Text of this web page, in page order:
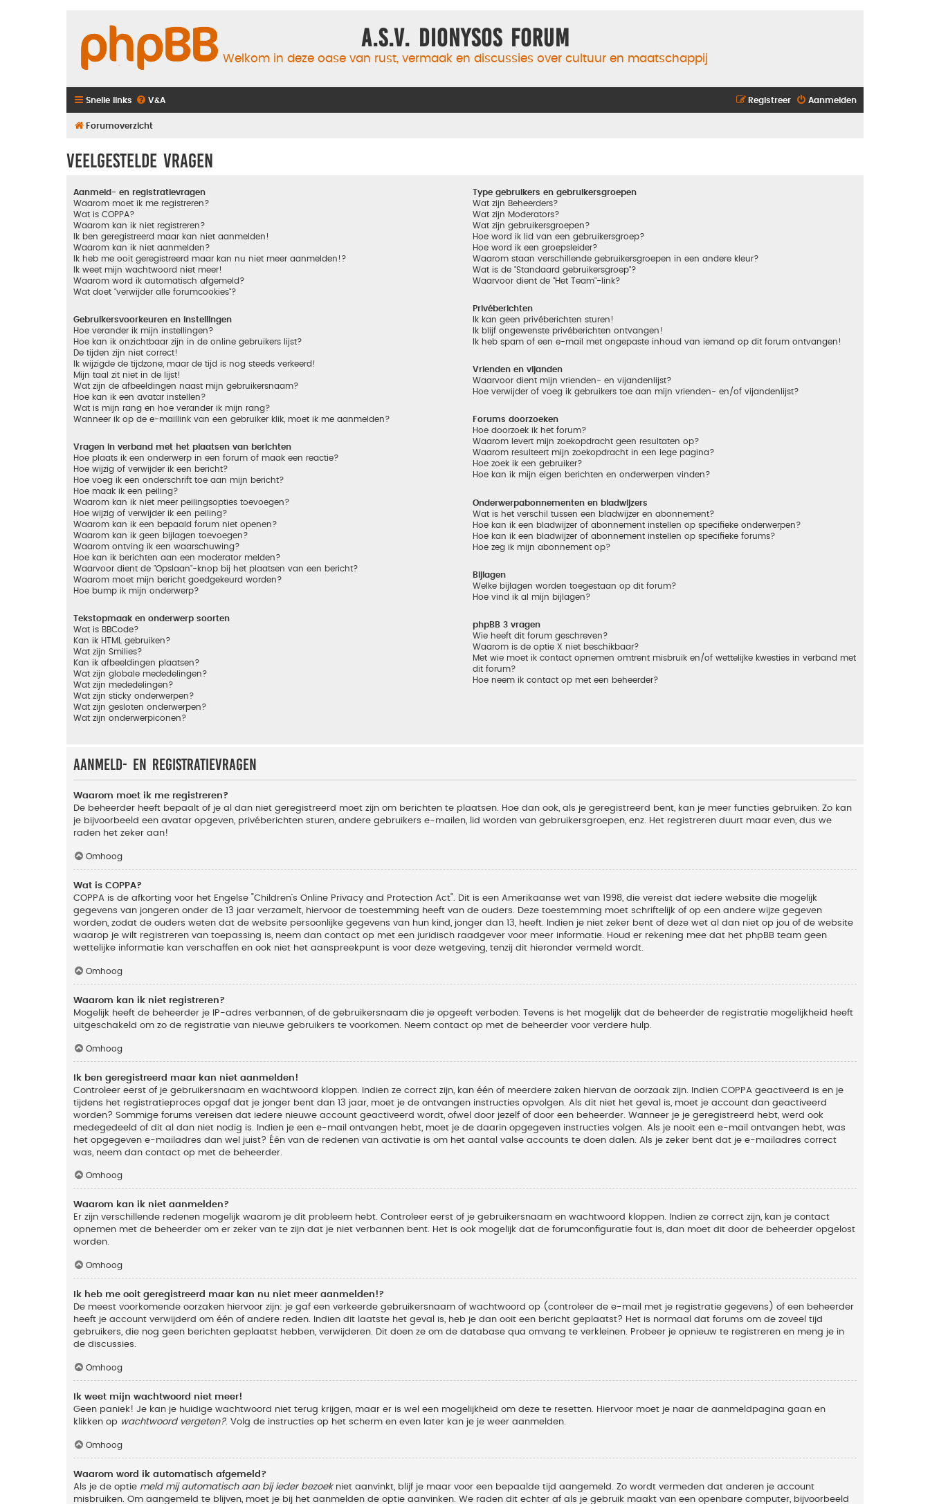
A.S.V. Dionysos Forum
Welkom in deze oase van rust, vermaak en discussies over cultuur en maatschappij
Snelle links V&A Aanmelden
Registreer
Forumoverzicht
Veelgestelde vragen
Aanmeld- en registratievragen
Waarom moet ik me registreren?
Wat is COPPA?
Waarom kan ik niet registreren?
Ik ben geregistreerd maar kan niet aanmelden!
Waarom kan ik niet aanmelden?
Ik heb me ooit geregistreerd maar kan nu niet meer aanmelden!?
Ik weet mijn wachtwoord niet meer!
Waarom word ik automatisch afgemeld?
Wat doet "verwijder alle forumcookies"?
Gebruikersvoorkeuren en instellingen
Hoe verander ik mijn instellingen?
Hoe kan ik onzichtbaar zijn in de online gebruikers lijst?
De tijden zijn niet correct!
Ik wijzigde de tijdzone, maar de tijd is nog steeds verkeerd!
Mijn taal zit niet in de lijst!
Wat zijn de afbeeldingen naast mijn gebruikersnaam?
Hoe kan ik een avatar instellen?
Wat is mijn rang en hoe verander ik mijn rang?
Wanneer ik op de e-maillink van een gebruiker klik, moet ik me aanmelden?
Vragen in verband met het plaatsen van berichten
Hoe plaats ik een onderwerp in een forum of maak een reactie?
Hoe wijzig of verwijder ik een bericht?
Hoe voeg ik een onderschrift toe aan mijn bericht?
Hoe maak ik een peiling?
Waarom kan ik niet meer peilingsopties toevoegen?
Hoe wijzig of verwijder ik een peiling?
Waarom kan ik een bepaald forum niet openen?
Waarom kan ik geen bijlagen toevoegen?
Waarom ontving ik een waarschuwing?
Hoe kan ik berichten aan een moderator melden?
Waarvoor dient de "Opslaan"-knop bij het plaatsen van een bericht?
Waarom moet mijn bericht goedgekeurd worden?
Hoe bump ik mijn onderwerp?
Tekstopmaak en onderwerp soorten
Wat is BBCode?
Kan ik HTML gebruiken?
Wat zijn Smilies?
Kan ik afbeeldingen plaatsen?
Wat zijn globale mededelingen?
Wat zijn mededelingen?
Wat zijn sticky onderwerpen?
Wat zijn gesloten onderwerpen?
Wat zijn onderwerpiconen?
Type gebruikers en gebruikersgroepen
Wat zijn Beheerders?
Wat zijn Moderators?
Wat zijn gebruikersgroepen?
Hoe word ik lid van een gebruikersgroep?
Hoe word ik een groepsleider?
Waarom staan verschillende gebruikersgroepen in een andere kleur?
Wat is de "Standaard gebruikersgroep"?
Waarvoor dient de "Het Team"-link?
Privéberichten
Ik kan geen privéberichten sturen!
Ik blijf ongewenste privéberichten ontvangen!
Ik heb spam of een e-mail met ongepaste inhoud van iemand op dit forum ontvangen!
Vrienden en vijanden
Waarvoor dient mijn vrienden- en vijandenlijst?
Hoe verwijder of voeg ik gebruikers toe aan mijn vrienden- en/of vijandenlijst?
Forums doorzoeken
Hoe doorzoek ik het forum?
Waarom levert mijn zoekopdracht geen resultaten op?
Waarom resulteert mijn zoekopdracht in een lege pagina?
Hoe zoek ik een gebruiker?
Hoe kan ik mijn eigen berichten en onderwerpen vinden?
Onderwerpabonnementen en bladwijzers
Wat is het verschil tussen een bladwijzer en abonnement?
Hoe kan ik een bladwijzer of abonnement instellen op specifieke onderwerpen?
Hoe kan ik een bladwijzer of abonnement instellen op specifieke forums?
Hoe zeg ik mijn abonnement op?
Bijlagen
Welke bijlagen worden toegestaan op dit forum?
Hoe vind ik al mijn bijlagen?
phpBB 3 vragen
Wie heeft dit forum geschreven?
Waarom is de optie X niet beschikbaar?
Met wie moet ik contact opnemen omtrent misbruik en/of wettelijke kwesties in verband met
dit forum?
Hoe neem ik contact op met een beheerder?
Aanmeld- en registratievragen
Waarom moet ik me registreren?
De beheerder heeft bepaalt of je al dan niet geregistreerd moet zijn om berichten te plaatsen. Hoe dan ook, als je geregistreerd bent, kan je meer functies gebruiken. Zo kan
je bijvoorbeeld een avatar opgeven, privéberichten sturen, andere gebruikers e-mailen, lid worden van gebruikersgroepen, enz. Het registreren duurt maar even, dus we
raden het zeker aan!
Omhoog
Wat is COPPA?
COPPA is de afkorting voor het Engelse "Children’s Online Privacy and Protection Act". Dit is een Amerikaanse wet van 1998, die vereist dat iedere website die mogelijk
gegevens van jongeren onder de 13 jaar verzamelt, hiervoor de toestemming heeft van de ouders. Deze toestemming moet schriftelijk of op een andere wijze gegeven
worden, zodat de ouders weten dat de website persoonlijke gegevens van hun kind, jonger dan 13, heeft. Indien je niet zeker bent of deze wet al dan niet op jou of de website
waarop je wilt registreren van toepassing is, neem dan contact op met een juridisch raadgever voor meer informatie. Houd er rekening mee dat het phpBB team geen
wettelijke informatie kan verschaffen en ook niet het aanspreekpunt is voor deze wetgeving, tenzij dit hieronder vermeld wordt.
Omhoog
Waarom kan ik niet registreren?
Mogelijk heeft de beheerder je IP-adres verbannen, of de gebruikersnaam die je opgeeft verboden. Tevens is het mogelijk dat de beheerder de registratie mogelijkheid heeft
uitgeschakeld om zo de registratie van nieuwe gebruikers te voorkomen. Neem contact op met de beheerder voor verdere hulp.
Omhoog
Ik ben geregistreerd maar kan niet aanmelden!
Controleer eerst of je gebruikersnaam en wachtwoord kloppen. Indien ze correct zijn, kan één of meerdere zaken hiervan de oorzaak zijn. Indien COPPA geactiveerd is en je
tijdens het registratieproces opgaf dat je jonger bent dan 13 jaar, moet je de ontvangen instructies opvolgen. Als dit niet het geval is, moet je account dan geactiveerd
worden? Sommige forums vereisen dat iedere nieuwe account geactiveerd wordt, ofwel door jezelf of door een beheerder. Wanneer je je geregistreerd hebt, werd ook
medegedeeld of dit al dan niet nodig is. Indien je een e-mail ontvangen hebt, moet je de daarin opgegeven instructies volgen. Als je nooit een e-mail ontvangen hebt, was
het opgegeven e-mailadres dan wel juist? Één van de redenen van activatie is om het aantal valse accounts te doen dalen. Als je zeker bent dat je e-mailadres correct
was, neem dan contact op met de beheerder.
Omhoog
Waarom kan ik niet aanmelden?
Er zijn verschillende redenen mogelijk waarom je dit probleem hebt. Controleer eerst of je gebruikersnaam en wachtwoord kloppen. Indien ze correct zijn, kan je contact
opnemen met de beheerder om er zeker van te zijn dat je niet verbannen bent. Het is ook mogelijk dat de forumconfiguratie fout is, dan moet dit door de beheerder opgelost
worden.
Omhoog
Ik heb me ooit geregistreerd maar kan nu niet meer aanmelden!?
De meest voorkomende oorzaken hiervoor zijn: je gaf een verkeerde gebruikersnaam of wachtwoord op (controleer de e-mail met je registratie gegevens) of een beheerder
heeft je account verwijderd om één of andere reden. Indien dit laatste het geval is, heb je dan ooit een bericht geplaatst? Het is normaal dat forums om de zoveel tijd
gebruikers, die nog geen berichten geplaatst hebben, verwijderen. Dit doen ze om de database qua omvang te verkleinen. Probeer je opnieuw te registreren en meng je in
de discussies.
Omhoog
Ik weet mijn wachtwoord niet meer!
Geen paniek! Je kan je huidige wachtwoord niet terug krijgen, maar er is wel een mogelijkheid om deze te resetten. Hiervoor moet je naar de aanmeldpagina gaan en
klikken op wachtwoord vergeten?. Volg de instructies op het scherm en even later kan je je weer aanmelden.
Omhoog
Waarom word ik automatisch afgemeld?
Als je de optie meld mij automatisch aan bij ieder bezoekniet aanvinkt, blijf je maar voor een bepaalde tijd aangemeld. Zo wordt vermeden dat anderen je account
misbruiken. Om aangemeld te blijven, moet je bij het aanmelden de optie aanvinken. We raden dit echter af als je gebruik maakt van een openbare computer, bijvoorbeeld